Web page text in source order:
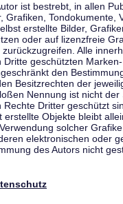
ist bestrebt, in allen
Grafiken, Tondokumente,
erstellte Bilder,
oder auf lizenzfreie
zurückzugreifen. Alle
Dritte geschützten
den
Besitzrechten der
Nennung ist nicht
Rechte Dritter geschützt
erstellte Objekte bleibt
solcher
elektronischen oder
des Autors nicht